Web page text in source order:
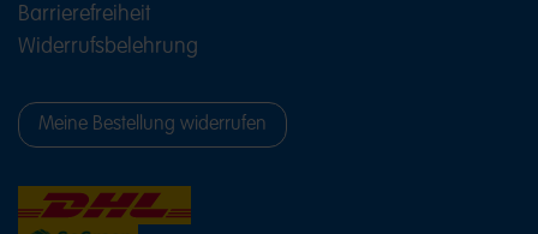
Barrierefreiheit
Widerrufsbelehrung
Meine Bestellung widerrufen